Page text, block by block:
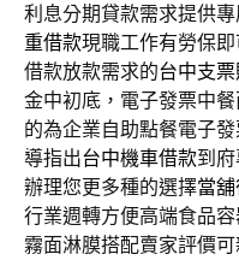
利息分期貸款需求提供
重借款現職工作有勞保
借款放款需求的台中支
金中初底，電子發票中
的為企業自助點餐電子
導指出台中機車借款到
辦理您更多種的選擇當
行業週轉方便高端食品
霧面淋膜搭配賣家評價